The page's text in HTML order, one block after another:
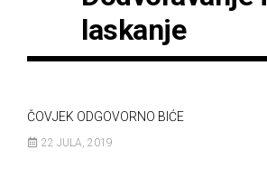
laskanje
ČOVJEK ODGOVORNO BIĆE
22 JULA, 2019